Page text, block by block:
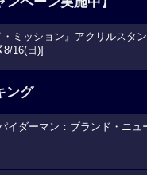
・ミッション』アクリルスタ
16(日)]
ング
イダーマン：ブランド・ニュ